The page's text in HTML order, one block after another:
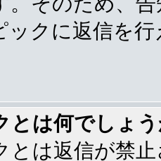
ックに返信を
とは何でしょ
とは返信が禁